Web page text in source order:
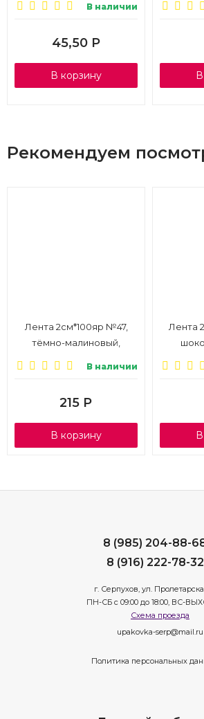
В наличии
45,50 Р
В корзину
Рекомендуем
Лента 2см*100яр №47,
тёмно-малиновый,
В наличии
215 Р
В корзину
Лента
8 (985) 204-88-
8 (916) 222-78-32
г. Серпухов, ул.
ПН-СБ с 09:00 до 18:00, ВС-
Схема проезда
upakovka-serp@mail.ru
Политика персональных